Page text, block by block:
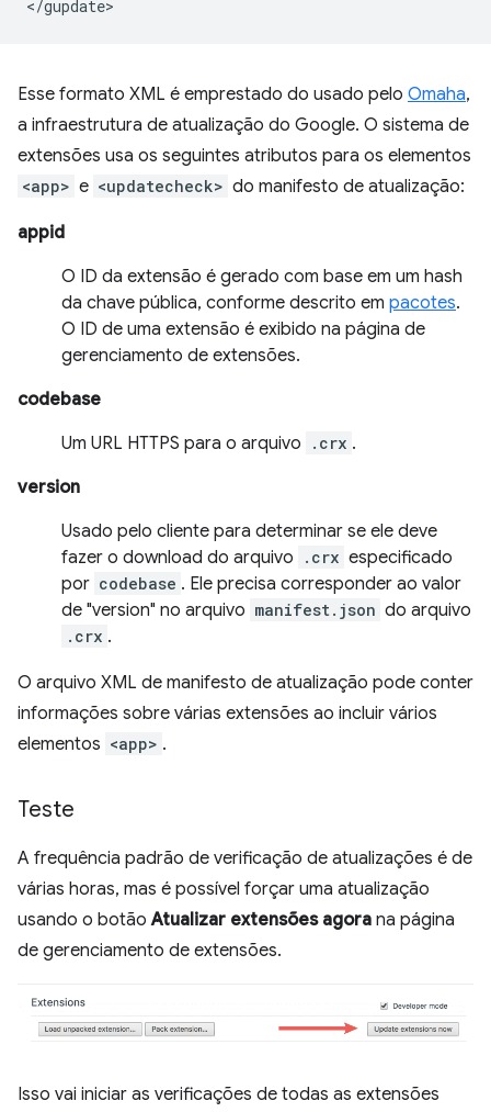
Esse formato XML é emprestado do usado pelo Omaha,
a infraestrutura de atualização do Google. O sistema de
extensões usa os seguintes atributos para os elementos
<app> e <updatecheck> do manifesto de atualização:
appid
O ID da extensão é gerado com base em um hash
da chave pública, conforme descrito em pacotes.
O ID de uma extensão é exibido na página de
gerenciamento de extensões.
codebase
Um URL HTTPS para o arquivo
.crx .
version
Usado pelo cliente para determinar se ele deve
fazer o download do arquivo
.crx especificado
por codebase . Ele precisa corresponder ao valor
de "version" no arquivo manifest.json do arquivo
.crx .
O arquivo XML de manifesto de atualização pode conter
informações sobre várias extensões ao incluir vários
elementos <app> .
Teste
A frequência padrão de verificação de atualizações é de
várias horas, mas é possível forçar uma atualização
usando o botãoAtualizar extensões agora na página
de gerenciamento de extensões.
Isso vai iniciar as verificações de todas as extensões